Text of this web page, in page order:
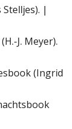
|
J. Meyer).
(Ingrid